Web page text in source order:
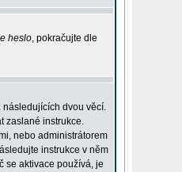
heslo, pokračujte dle
následujících dvou věcí.
zaslané instrukce.
nebo administrátorem
instrukce v něm
se aktivace používá, je